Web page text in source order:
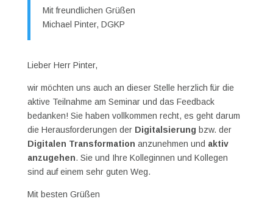
Mit freundlichen Grüßen
Michael Pinter, DGKP
Lieber Herr Pinter,
wir möchten uns auch an dieser Stelle herzlich für die
aktive Teilnahme am Seminar und das Feedback
bedanken! Sie haben vollkommen recht, es geht darum
die Herausforderungen der Digitalsierung bzw. der
Digitalen Transformation anzunehmen und aktiv
anzugehen. Sie und Ihre Kolleginnen und Kollegen
sind auf einem sehr guten Weg.
Mit besten Grüßen